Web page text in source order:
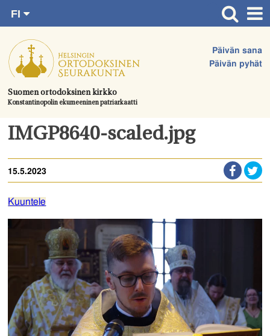
suoraan
sisältöön.
Suomen ortodoksinen kirkko
Konstantinopolin ekumeeninen patriarkaatti
Päivän sana
Päivän pyhät
FI
SV
EN
UA
Etusivu
Ajankohtaista
Juhlat & toimitukset
Kirkot
Tule mukaan
Hautausmaa
Yhteystiedot
IMGP8640-scaled.jpg
15.5.2023
Kuuntele